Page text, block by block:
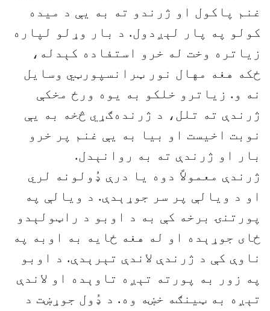
غنم پاکول او ژرندو ته به یې د میده
کولو په پار لېږدول. د بار وړلو لپاره
زیاتره وخت له خرو استفاده کېدله،
ځکه هغه مهال نور ټرانسپورټي وسایل
نه و. زیاترو خلکو به یوه ورځ مخکې
ژرندې ته تلل، د ژرنده‌ګړي څخه به یې
نوبت اخیست او بیا به یې غنم پر خرو
بار او ژرندې ته به روانېدل.
ژرندې معمولاً دوه یا درې ډُولونه لري
او د ویالې پر سر جوړېدې. د ویالې په
پورتنۍ برخه کې به د اوبو د راټولېدو
ځای جوړېده او له هغه ځایه به اوبه په
ناوې کې د ژرندې لاندې تېرېدې. د اوبو
په زور به پورته تېږه تاوېده او لاندې
تېږه به ټینګه خښه وه. د ډُول جوړښت د